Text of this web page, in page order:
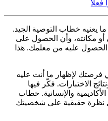
فعلاً
يعنيه خطاب التوصية الجيد.
أو مكانته، وأن الحصول على
عليه من معلمك. هذا
فرصتك لإظهار ما أنت عليه
الاختبارات. فكّر فيها
والإنسانية. خطاب
نظرة حقيقية على شخصيتك